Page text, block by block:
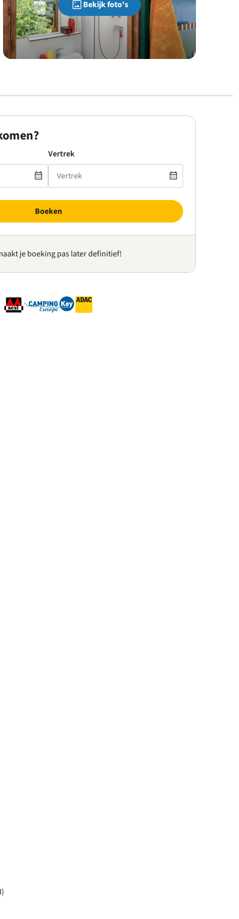
Bekijk foto's
Vertrek
Boeken
je boeking pas later definitief!